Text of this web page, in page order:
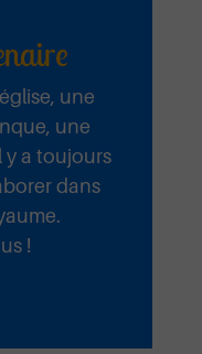
une
une
y a toujours
dans
!